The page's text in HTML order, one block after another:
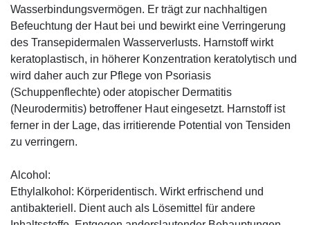
Wasserbindungsvermögen. Er trägt zur nachhaltigen
Befeuchtung der Haut bei und bewirkt eine Verringerung
des Transepidermalen Wasserverlusts. Harnstoff wirkt
keratoplastisch, in höherer Konzentration keratolytisch und
wird daher auch zur Pflege von Psoriasis
(Schuppenflechte) oder atopischer Dermatitis
(Neurodermitis) betroffener Haut eingesetzt. Harnstoff ist
ferner in der Lage, das irritierende Potential von Tensiden
zu verringern.
Alcohol:
Ethylalkohol: Körperidentisch. Wirkt erfrischend und
antibakteriell. Dient auch als Lösemittel für andere